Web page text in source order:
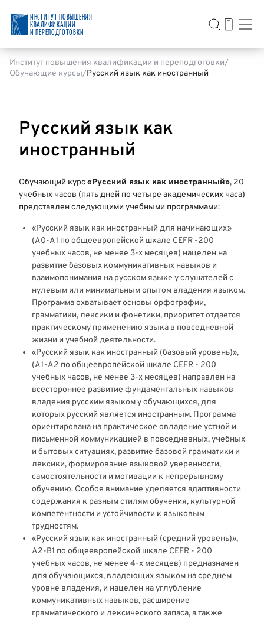
ИНСТИТУТ ПОВЫШЕНИЯ
КВАЛИФИКАЦИИ
И ПЕРЕПОДГОТОВКИ
Институт повышения квалификации и переподготовки
Обучающие курсы Русский язык как иностранный
Русский язык как
иностранный
Обучающий курс«Русский язык как иностранный», 20
учебных часов (пять дней по четыре академических часа)
представлен следующими учебными программами:
«Русский язык как иностранный для начинающих»
(А0-А1 по общеевропейской шкале CEFR -200
учебных часов, не менее 3-х месяцев) нацелен на
развитие базовых коммуникативных навыков и
взаимопонимания на русском языке у слушателей с
нулевым или минимальным опытом владения языком.
Программа охватывает основы орфографии,
грамматики, лексики и фонетики, приоритет отдается
практическому применению языка в повседневной
жизни и учебной деятельности.
«Русский язык как иностранный (базовый уровень)»,
(А1-А2 по общеевропейской шкале CEFR - 200
учебных часов, не менее 3-х месяцев) направлен на
всестороннее развитие фундаментальных навыков
владения русским языком у обучающихся, для
которых русский является иностранным. Программа
ориентирована на практическое овладение устной и
письменной коммуникацией в повседневных, учебных
и бытовых ситуациях, развитие базовой грамматики и
лексики, формирование языковой уверенности,
самостоятельности и мотивации к непрерывному
обучению. Особое внимание уделяется адаптивности
содержания к разным стилям обучения, культурной
компетентности и устойчивости к языковым
трудностям.
«Русский язык как иностранный (средний уровень)»,
A2-В1 по общеевропейской шкале CEFR - 200
учебных часов, не менее 4-х месяцев) предназначен
для обучающихся, владеющих языком на среднем
уровне владения, и нацелен на углубление
коммуникативных навыков, расширение
грамматического и лексического запаса, а также